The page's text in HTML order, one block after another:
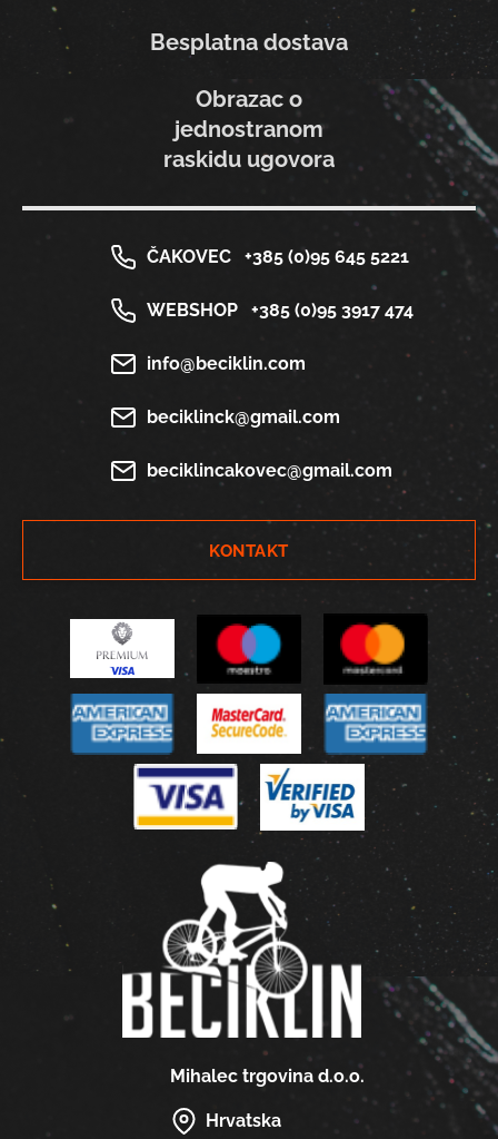
Mihalec trgovina d.o.o.
Hrvatska
Besplatna dostava
Obrazac o
jednostranom
raskidu ugovora
ČAKOVEC +385 (0)95 645 5221
WEBSHOP +385 (0)95 3917 474
info@beciklin.com
beciklinck@gmail.com
beciklincakovec@gmail.com
KONTAKT